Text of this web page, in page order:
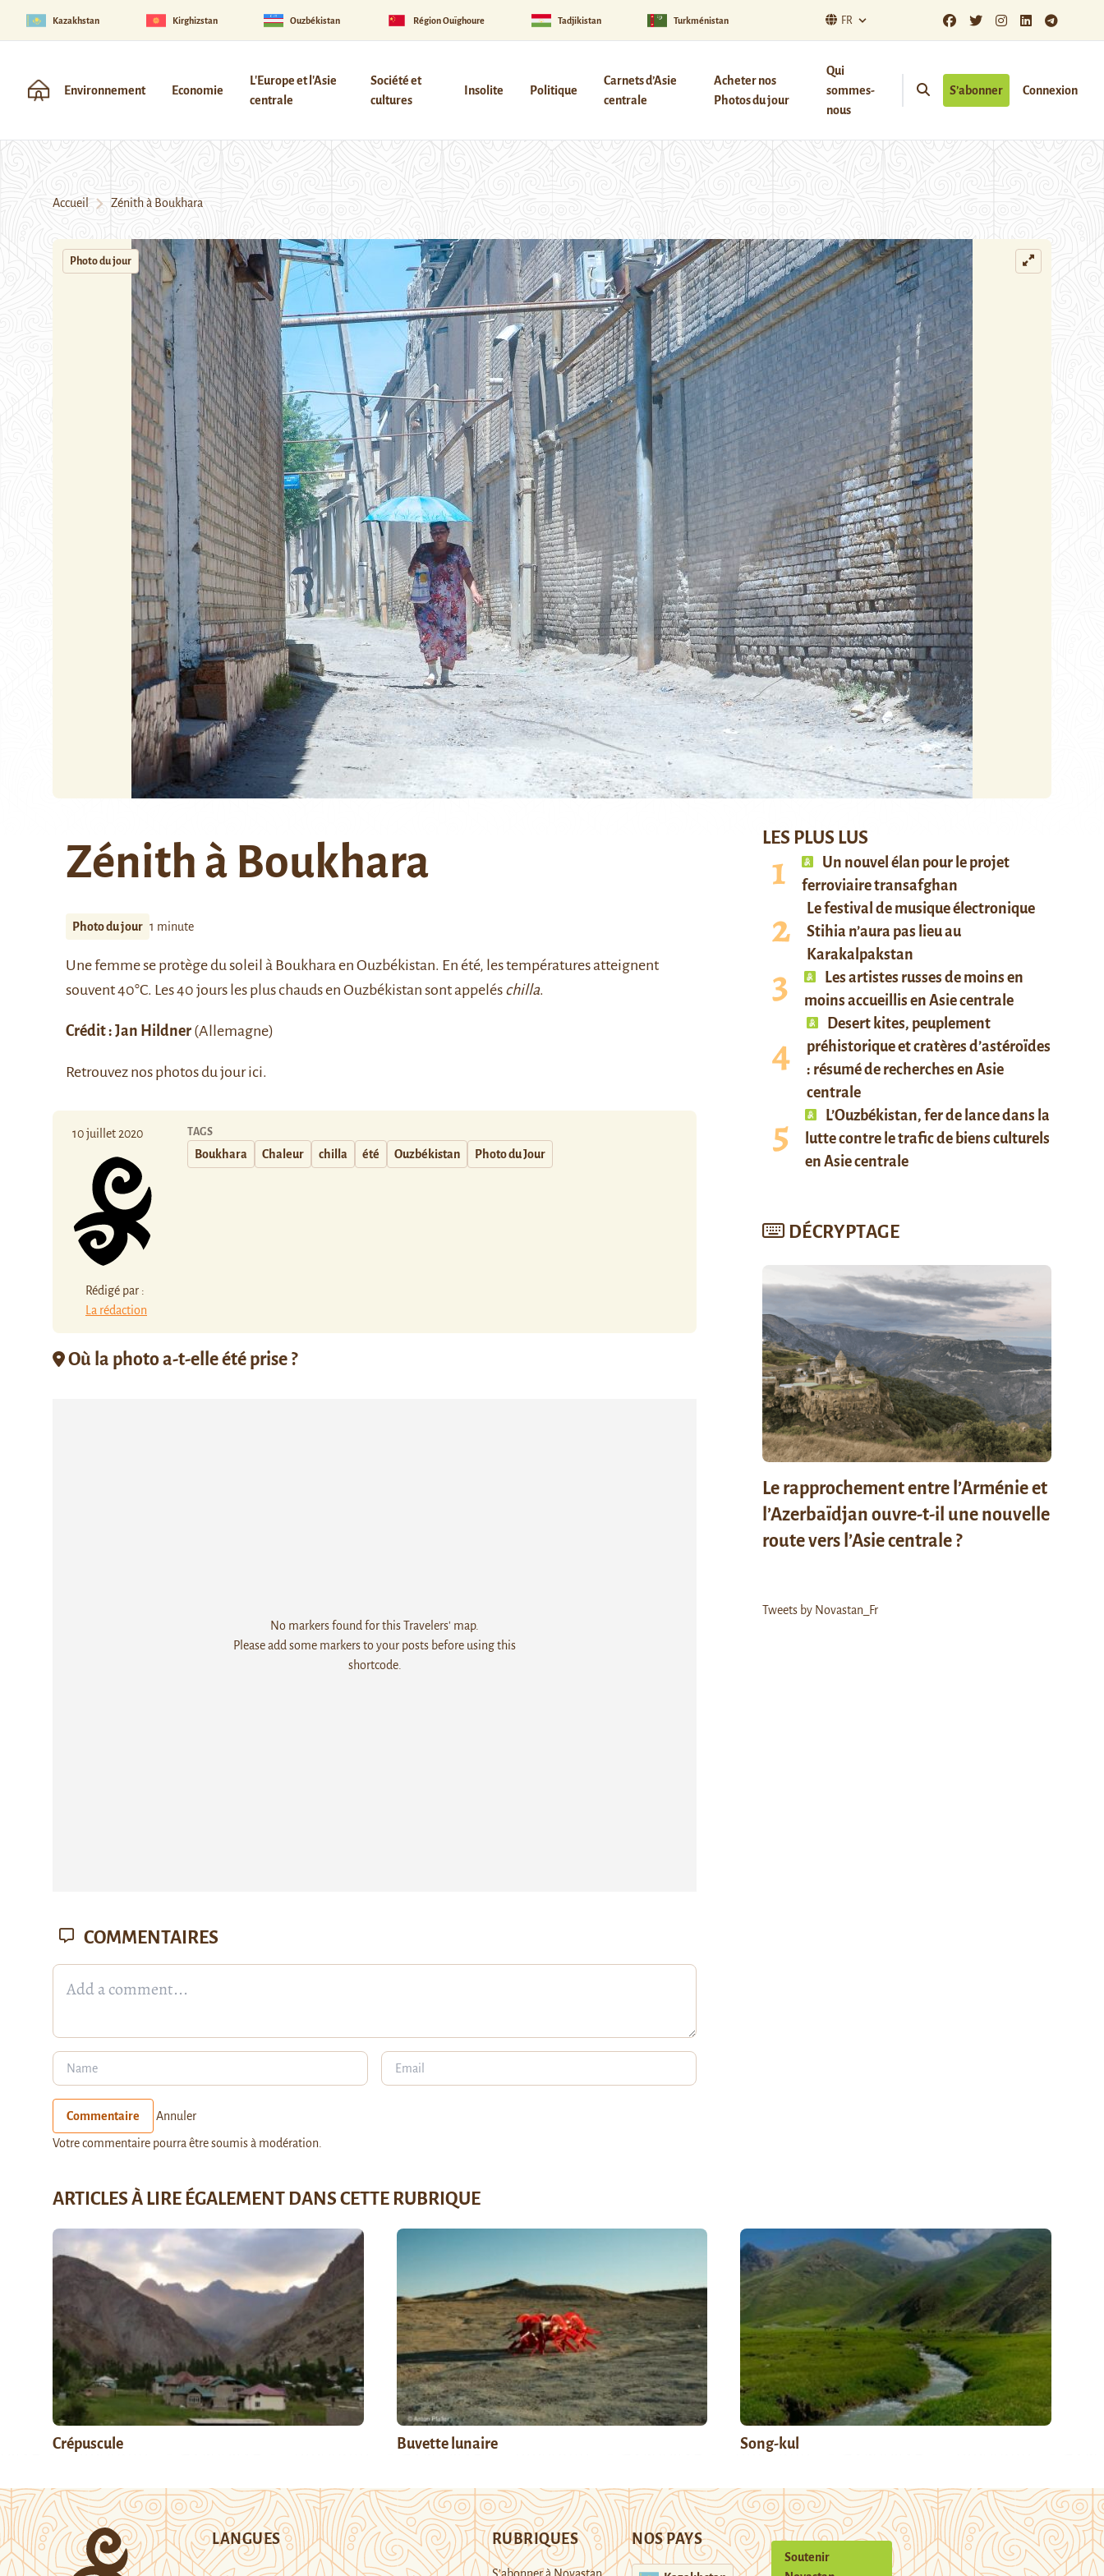
Kazakhstan Kirghizstan Ouzbékistan Région Ouïghoure Tadjikistan Turkménistan FR
Environnement Economie
L'Europe et l'Asie
centrale
Société et
cultures
Insolite Politique
Carnets d’Asie
centrale
Acheter nos
Photos du jour
Qui
sommes-
nous
S’abonner Connexion
Accueil Zénith à Boukhara
Photo du jour
Zénith à Boukhara
Photo du jour 1 minute
Une femme se protège du soleil à Boukharaen Ouzbékistan. En été, les températures atteignent
souvent 40°C. Les 40 jours les plus chauds en Ouzbékistan sont appelés chilla.
Crédit : Jan Hildner (Allemagne)
Retrouvez nos photos du jourici.
10 juillet 2020
Rédigé par :
La rédaction
TAGS
Boukhara Chaleur chilla été Ouzbékistan Photo du Jour
Où la photo a-t-elle été prise ?
No markers found for this Travelers' map.
Please add some markers to your posts before using this
shortcode.
LES PLUS LUS
Un nouvel élan pour le projet
ferroviaire transafghan
Le festival de musique électronique
Stihia n’aura pas lieu au
Karakalpakstan
Les artistes russes de moins en
moins accueillis en Asie centrale
Desert kites, peuplement
préhistorique et cratères d’astéroïdes
: résumé de recherches en Asie
centrale
L’Ouzbékistan, fer de lance dans la
lutte contre le trafic de biens culturels
en Asie centrale
DÉCRYPTAGE
Le rapprochement entre l’Arménie et
l’Azerbaïdjan ouvre-t-il une nouvelle
route vers l’Asie centrale ?
Tweets by Novastan_Fr
COMMENTAIRES
Commentaire Annuler
Votre commentaire pourra être soumis à modération.
ARTICLES À LIRE ÉGALEMENT DANS CETTE RUBRIQUE
Crépuscule Buvette lunaire Song-kul
LANGUES RUBRIQUES
S’abonner à Novastan
NOS PAYS
Soutenir